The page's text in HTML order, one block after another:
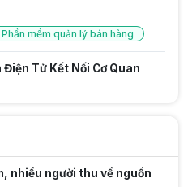
Phần mềm quản lý bán hàng
Tử Kết Nối Cơ Quan
Tối Ưu Doanh Số
nhiều người thu về nguồn